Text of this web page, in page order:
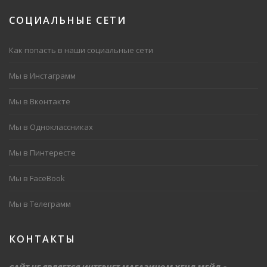
СОЦИАЛЬНЫЕ СЕТИ
Как попасть в наши социальные сети
Мы в Инстаграмм
Мы в Вконтакте
Мы в Одноклассниках
Мы в Пинтересте
Мы в FaceBook
Мы в Телеграмм
КОНТАКТЫ